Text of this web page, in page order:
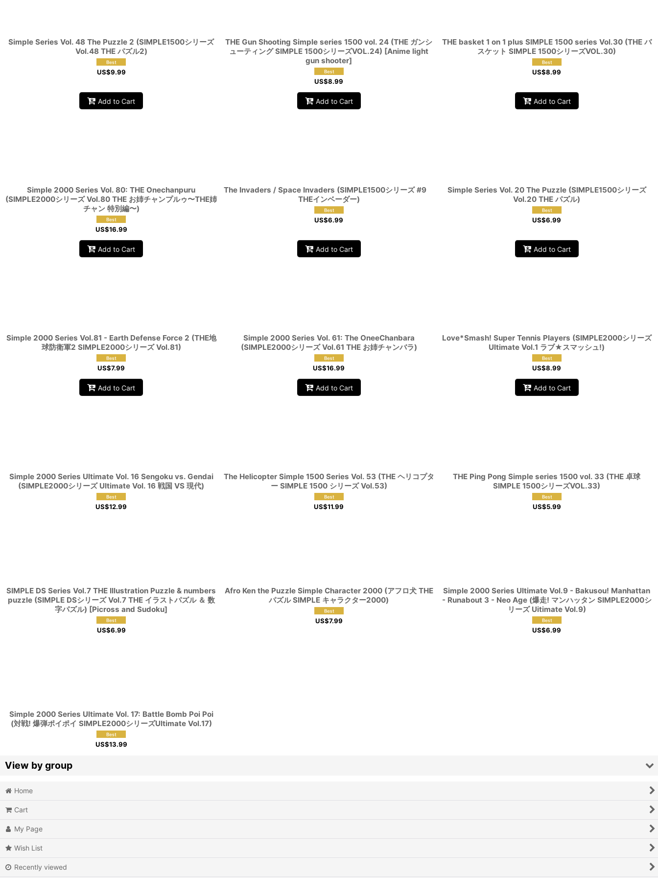
Simple Series Vol. 48 The Puzzle 2 (SIMPLE1500シリーズ
Vol.48 THE パズル2)
US$9.99
Add to Cart
THE Gun Shooting Simple series 1500 vol. 24 (THE ガンシ
ューティング SIMPLE 1500シリーズVOL.24) [Anime light
gun shooter]
US$8.99
Add to Cart
THE basket 1 on 1 plus SIMPLE 1500 series Vol.30 (THE バ
スケット SIMPLE 1500シリーズVOL.30)
US$8.99
Add to Cart
Simple 2000 Series Vol. 80: THE Onechanpuru
(SIMPLE2000シリーズ Vol.80 THE お姉チャンプルゥ〜THE姉
チャン 特別編〜)
US$16.99
Add to Cart
The Invaders / Space Invaders (SIMPLE1500シリーズ #9
THEインベーダー)
US$6.99
Add to Cart
Simple Series Vol. 20 The Puzzle (SIMPLE1500シリーズ
Vol.20 THE パズル)
US$6.99
Add to Cart
Simple 2000 Series Vol.81 - Earth Defense Force 2 (THE地
球防衛軍2 SIMPLE2000シリーズ Vol.81)
US$7.99
Add to Cart
Simple 2000 Series Vol. 61: The OneeChanbara
(SIMPLE2000シリーズ Vol.61 THE お姉チャンバラ)
US$16.99
Add to Cart
Love*Smash! Super Tennis Players (SIMPLE2000シリーズ
Ultimate Vol.1 ラブ★スマッシュ!)
US$8.99
Add to Cart
Simple 2000 Series Ultimate Vol. 16 Sengoku vs. Gendai
(SIMPLE2000シリーズ Ultimate Vol. 16 戦国 VS 現代)
US$12.99
The Helicopter Simple 1500 Series Vol. 53 (THE ヘリコプタ
ー SIMPLE 1500 シリーズ Vol.53)
US$11.99
THE Ping Pong Simple series 1500 vol. 33 (THE 卓球
SIMPLE 1500シリーズVOL.33)
US$5.99
SIMPLE DS Series Vol.7 THE Illustration Puzzle & numbers
puzzle (SIMPLE DSシリーズ Vol.7 THE イラストパズル ＆ 数
字パズル) [Picross and Sudoku]
US$6.99
Afro Ken the Puzzle Simple Character 2000 (アフロ犬 THE
パズル SIMPLE キャラクター2000)
US$7.99
Simple 2000 Series Ultimate Vol.9 - Bakusou! Manhattan
- Runabout 3 - Neo Age (爆走! マンハッタン SIMPLE2000シ
リーズ Uitimate Vol.9)
US$6.99
Simple 2000 Series Ultimate Vol. 17: Battle Bomb Poi Poi
(対戦! 爆弾ポイポイ SIMPLE2000シリーズUltimate Vol.17)
US$13.99
View by group
Action
Action RPG
Adventure
Home
Cart
My Page
Wish List
Recently viewed